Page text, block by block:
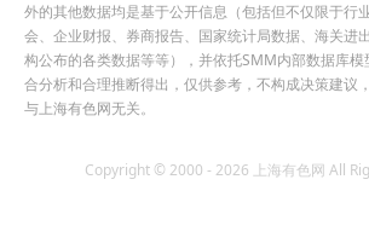
外的其他数据均是基于公开信息（包括但不仅限于行
会、企业财报、券商报告、国家统计局数据、海关进
构公布的各类数据等等），并依托SMM内部数据库
合分析和合理推断得出，仅供参考，不构成决策建议
与上海有色网无关。
Copyright © 2000 - 2026 上海有色网 All